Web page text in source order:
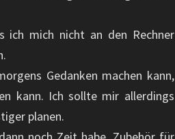
ich mich nicht an den Rechner
Gedanken machen kann,
kann. Ich sollte mir allerdings
planen.